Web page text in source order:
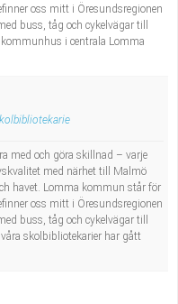
o mottagning
oss mitt i Öresundsregionen
buss, tåg och cykelvägar till
i centrala Lomma
med och göra skillnad – varje
med närhet till Malmö
havet. Lomma kommun står för
oss mitt i Öresundsregionen
buss, tåg och cykelvägar till
skolbibliotekarier har gått